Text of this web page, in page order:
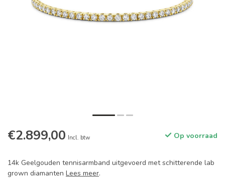
€2.899,00 Incl. btw Op voorraad
14k Geelgouden tennisarmband uitgevoerd met schitterende lab
grown diamanten Lees meer.